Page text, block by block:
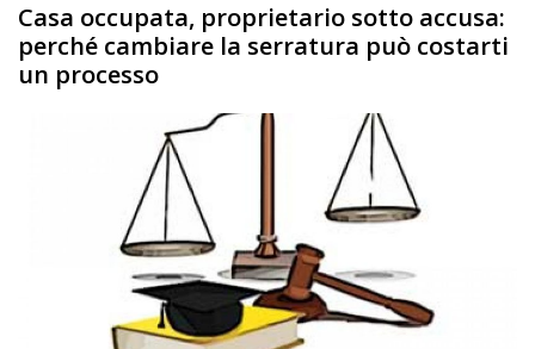
Casa occupata, proprietario sotto accusa:
perché cambiare la serratura può costarti
un processo